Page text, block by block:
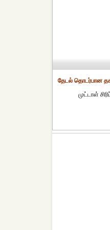
தேட‌ல் தொட‌ர்பான
முட்டாள்